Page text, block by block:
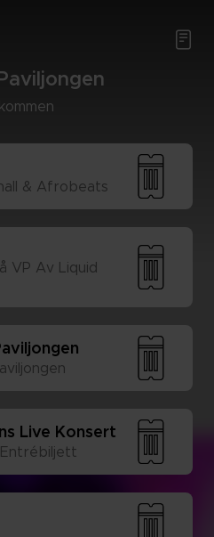

& Afro­be­ats
VP Av Liquid
Live Kon­sert
En­tré­bil­jett